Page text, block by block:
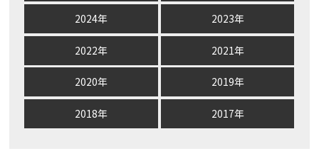
2024年 2023年
2022年 2021年
2020年 2019年
2018年 2017年